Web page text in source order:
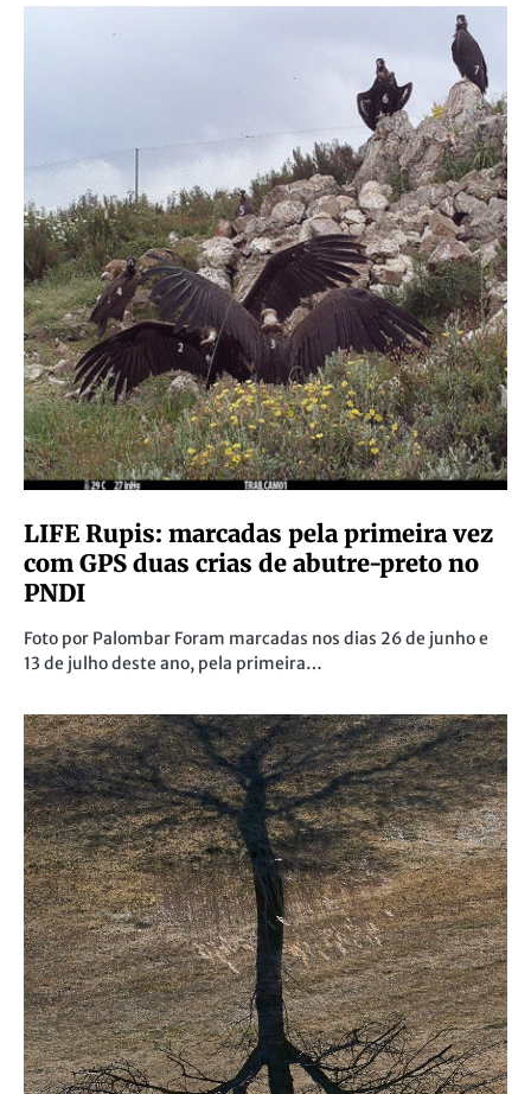
LIFE Rupis: marcadas pela primeira vez
com GPS duas crias de abutre-preto no
PNDI
Foto por Palombar Foram marcadas nos dias 26 de junho e
13 de julho deste ano, pela primeira…